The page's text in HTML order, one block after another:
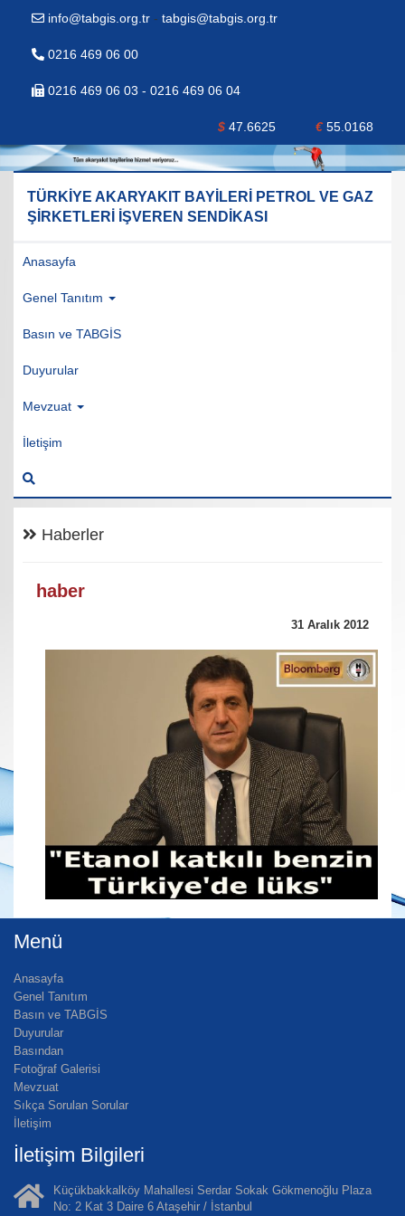
info@tabgis.org.tr - tabgis@tabgis.org.tr
0216 469 06 00
0216 469 06 03 - 0216 469 06 04
$ 47.6625 €55.0168
TÜRKİYE AKARYAKIT BAYİLERİ PETROL VE GAZ
ŞİRKETLERİ İŞVEREN SENDİKASI
Anasayfa
Genel Tanıtım
Basın ve TABGİS
Duyurular
Mevzuat
İletişim
Haberler
haber
31 Aralık 2012
Menü
Anasayfa
Genel Tanıtım
Basın ve TABGİS
Duyurular
Basından
Fotoğraf Galerisi
Mevzuat
Sıkça Sorulan Sorular
İletişim
İletişim Bilgileri
Küçükbakkalköy Mahallesi Serdar Sokak Gökmenoğlu Plaza
No: 2 Kat 3 Daire 6 Ataşehir / İstanbul